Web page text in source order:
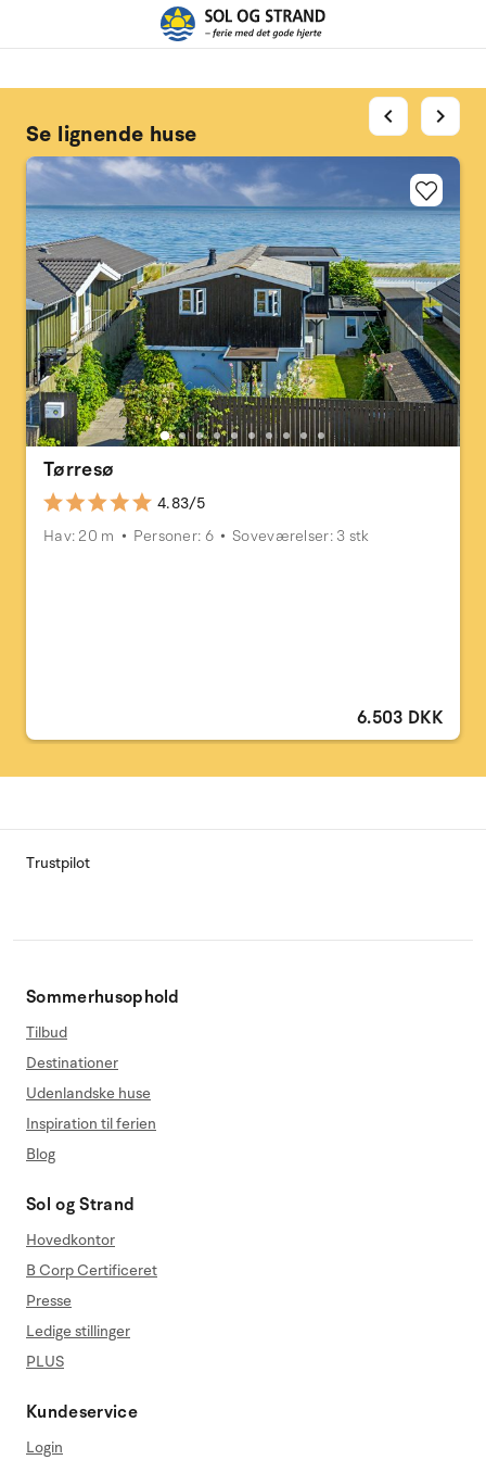
Se lignende huse
Tørresø
4.83/5
Hav: 20 m
Personer: 6 Soveværelser: 3 stk
6.503 DKK
chevron_left chevron_right
Trustpilot
Sommerhusophold
Tilbud
Destinationer
Udenlandske huse
Inspiration til ferien
Blog
Sol og Strand
Hovedkontor
B Corp Certificeret
Presse
Ledige stillinger
PLUS
Kundeservice
Login